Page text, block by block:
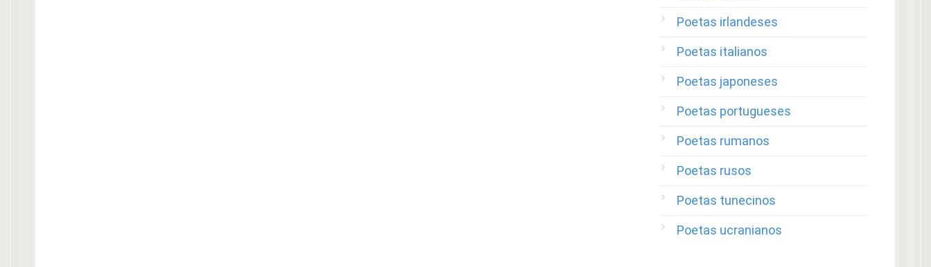
Poetas irlandeses
Poetas italianos
Poetas japoneses
Poetas portugueses
Poetas rumanos
Poetas rusos
Poetas tunecinos
Poetas ucranianos